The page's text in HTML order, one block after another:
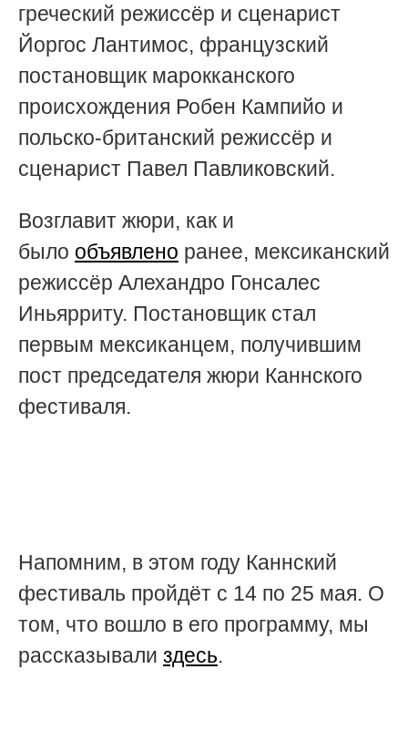
греческий режиссёр и сценарист
Йоргос Лантимос, французский
постановщик марокканского
происхождения Робен Кампийо и
польско-британский режиссёр и
сценарист Павел Павликовский.
Возглавит жюри, как и
было объявлено ранее, мексиканский
режиссёр Алехандро Гонсалес
Иньярриту. Постановщик стал
первым мексиканцем, получившим
пост председателя жюри Каннского
фестиваля.
Напомним, в этом году Каннский
фестиваль пройдёт с 14 по 25 мая. О
том, что вошло в его программу, мы
рассказывали здесь.